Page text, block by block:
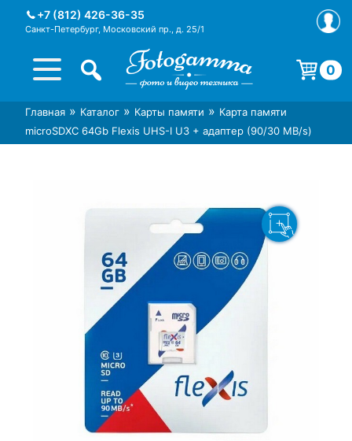
+7 (812) 426-36-35
Санкт-Петербург, Московский пр., д. 25/1
Интернет-магазин фототехники
Foto-Gamma в СПб
Магазин фотоаксессуаров foto-
gamma.ru
0
Корзина пуста.
Главная » Каталог » Карты памяти » Карта памяти
microSDXC 64Gb Flexis UHS-I U3 + адаптер (90/30 MB/s)